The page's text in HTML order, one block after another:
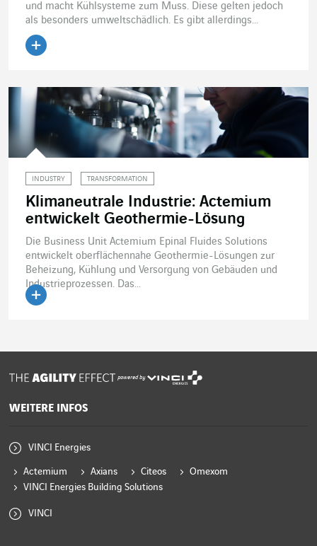
und macht Kühlsysteme zum Muss. Diese gelten jedoch
als besonders umweltschädlich. Es gibt allerdings...
INDUSTRY TRANSFORMATION
Klimaneutrale Industrie: Actemium
entwickelt Geothermie-Lösung
Die Business Unit Actemium Epinal Fluides Solutions
entwickelt oberflächennahe Geothermie-Lösungen zur
Beheizung, Kühlung und Versorgung von Gebäuden und
Industrieprozessen. Das...
powered by
WEITERE INFOS
VINCI Energies
Actemium Axians Citeos
Omexom
VINCI Energies Building Solutions
VINCI